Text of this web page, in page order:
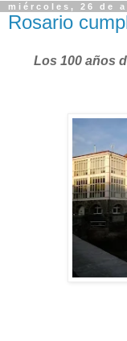
miércoles, 26 de
Rosario
Los 100 años